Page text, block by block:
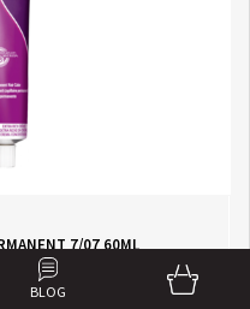
BLOG
7/07 60ML